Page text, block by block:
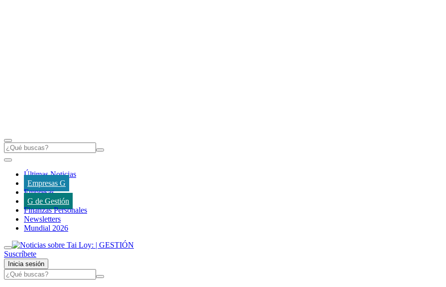
Últimas Noticias
Empresas G
Empresas
G de Gestión
Finanzas Personales
Newsletters
Mundial 2026
Suscríbete
Inicia sesión